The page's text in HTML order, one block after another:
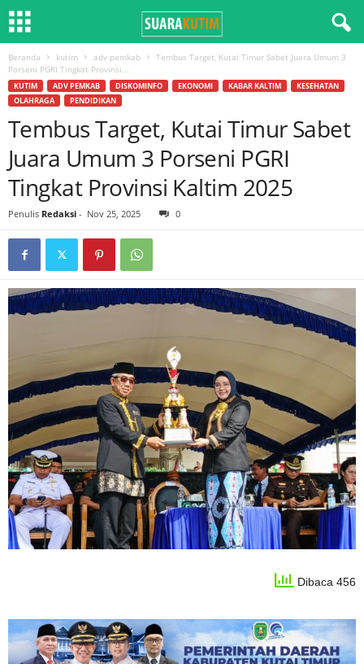
Beranda kutim adv pemkab
Tembus Target, Kutai Timur Sabet Juara Umum 3
Porseni PGRI Tingkat Provinsi...
KUTIM ADV PEMKAB DISKOMINFO EKONOMI KABAR KALTIM
KESEHATAN
OLAHRAGA
PENDIDIKAN
Tembus Target, Kutai Timur Sabet
Juara Umum 3 Porseni PGRI
Tingkat Provinsi Kaltim 2025
Penulis Redaksi - Nov 25, 2025 0
Dibaca 456